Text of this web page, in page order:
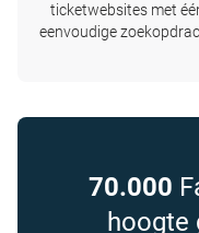
ticketwebsites met
eenvoudige
70.000
hoogte